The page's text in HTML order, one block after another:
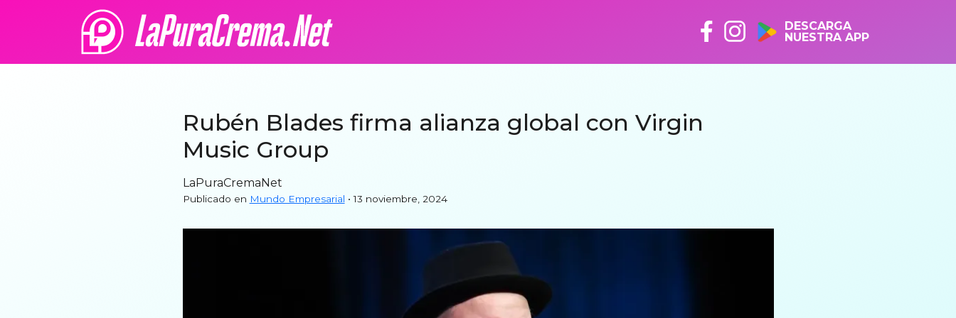
DESCARGA
NUESTRA APP
Rubén Blades firma alianza global con Virgin
Music Group
LaPuraCremaNet
Publicado en Mundo Empresarial • 13 noviembre, 2024